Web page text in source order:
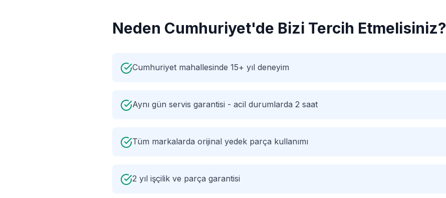
Neden Cumhuriyet'de Bizi Tercih Etmelisiniz?
Cumhuriyet mahallesinde 15+ yıl deneyim
Aynı gün servis garantisi - acil durumlarda 2 saat
Tüm markalarda orijinal yedek parça kullanımı
2 yıl işçilik ve parça garantisi